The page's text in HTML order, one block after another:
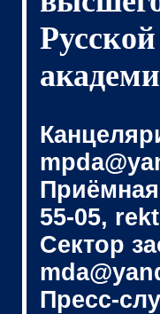
55-05,
Сектор
Пресс-